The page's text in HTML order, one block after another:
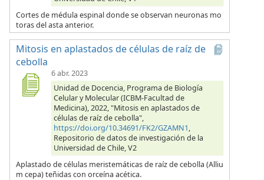
Cortes de médula espinal donde se observan neuronas mo
toras del asta anterior.
Mitosis en aplastados de células de raíz de
cebolla
6 abr. 2023
Unidad de Docencia, Programa de Biología
Celular y Molecular (ICBM-Facultad de
Medicina), 2022, "Mitosis en aplastados de
células de raíz de cebolla",
https://doi.org/10.34691/FK2/GZAMN1,
Repositorio de datos de investigación de la
Universidad de Chile, V2
Aplastado de células meristemáticas de raíz de cebolla (Alliu
m cepa) teñidas con orceína acética.